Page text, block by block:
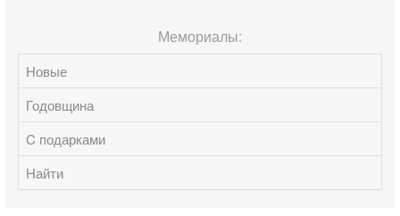
Мемориалы:
Новые
Годовщина
C подарками
Найти